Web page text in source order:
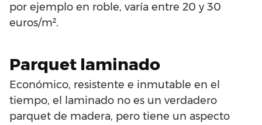
por ejemplo en roble, varía entre 20 y 30
euros/m².
Parquet laminado
Económico, resistente e inmutable en el
tiempo, el laminado no es un verdadero
parquet de madera, pero tiene un aspecto